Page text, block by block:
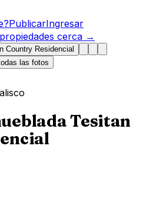
PublicarIngresar
cerca →
las fotos
Tesitan